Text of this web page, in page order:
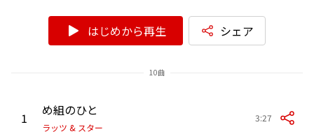
はじめから再生 シェア
10曲
1 め組のひと
ラッツ & スター
3:27